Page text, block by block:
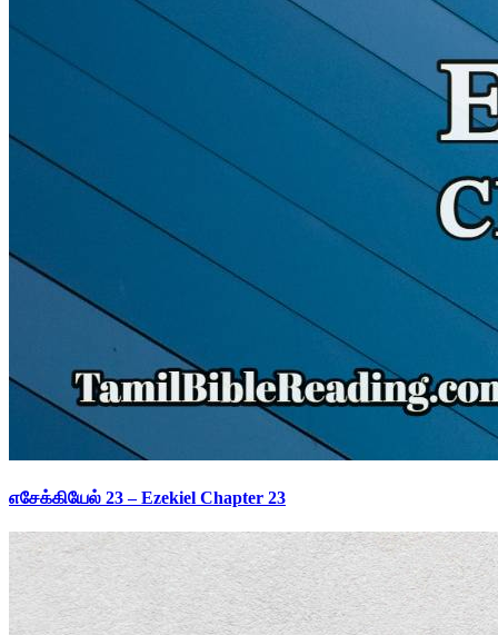
எசேக்கியேல் 23 – Ezekiel Chapter 23